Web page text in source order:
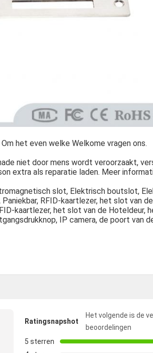
het even welke Welkome vragen ons.
niet door mens wordt veroorzaakt,
extra als reparatie laden. Meer
slot, Elektrisch boutslot,
RFID-kaartlezer, het slot van
kaartlezer, het slot van de Hoteldeur,
IP camera, de poort van
Ratingsnapshot
Het volgende is de
beoordelingen
5 sterren